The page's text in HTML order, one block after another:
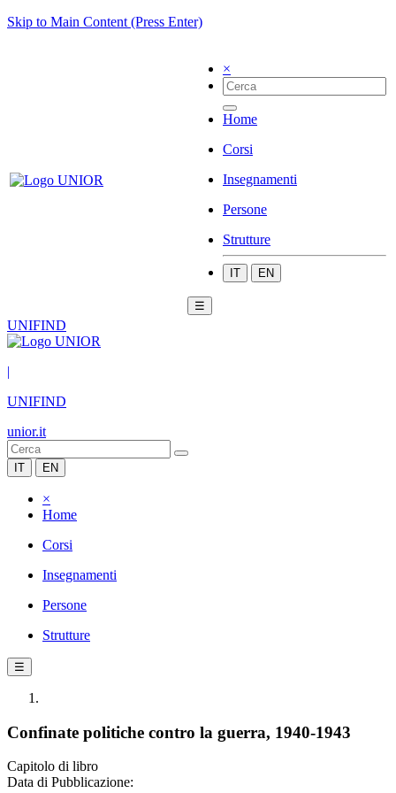
Skip to Main Content (Press Enter)
×
Home
Corsi
Insegnamenti
Persone
Strutture
IT EN
☰
UNIFIND
|
UNIFIND
unior.it
IT EN
×
Home
Corsi
Insegnamenti
Persone
Strutture
☰
Confinate politiche contro la guerra, 1940-1943
Capitolo di libro
Data di Pubblicazione: